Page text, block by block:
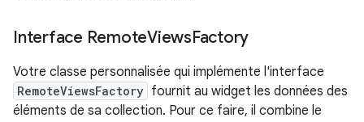
Interface RemoteViewsFactory
Votre classe personnalisée qui implémente l'interface
RemoteViewsFactory fournit au widget les données des
éléments de sa collection. Pour ce faire, il combine le